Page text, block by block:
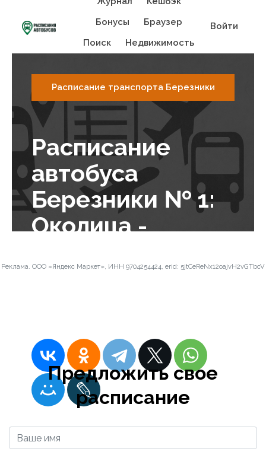
Бонусы
Браузер
Поиск
Недвижимость
Войти
Расписание транспорта Березники
Расписание
автобуса
Березники № 1:
Околица -
Решетова
Реклама. ООО «Яндекс Маркет», ИНН 9704254424, erid: 5jtCeReNx12oajvH2vGTbcV
Предложить свое
расписание